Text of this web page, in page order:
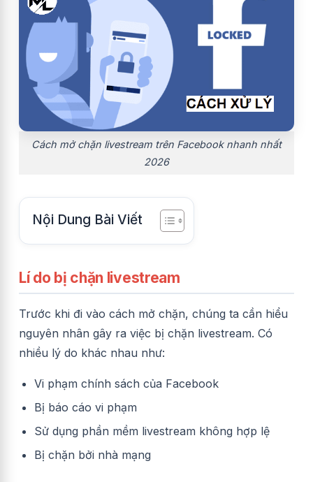
Cách mở chặn livestream trên Facebook nhanh nhất
2026
Nội Dung Bài Viết
Lí do bị chặn livestream
Trước khi đi vào cách mở chặn, chúng ta cần hiểu
nguyên nhân gây ra việc bị chặn livestream. Có
nhiều lý do khác nhau như:
Vi phạm chính sách của Facebook
Bị báo cáo vi phạm
Sử dụng phần mềm livestream không hợp lệ
Bị chặn bởi nhà mạng